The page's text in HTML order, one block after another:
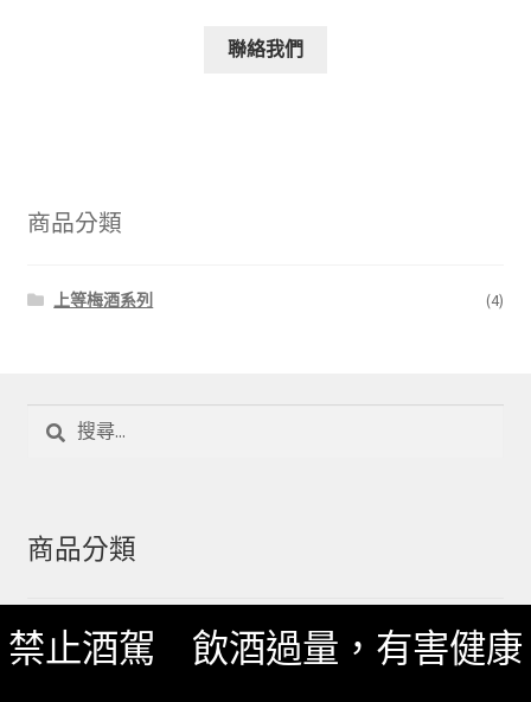
聯絡我們
商品分類
上等梅酒系列 (4)
字:
商品分類
上等梅酒系列
禁止酒駕 飲酒過量，有害健康